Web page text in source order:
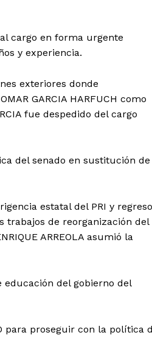
al cargo en forma urgente
y experiencia.
exteriores donde
GARCIA HARFUCH como
fue despedido del cargo
del senado en sustitución de
estatal del PRI y regreso
trabajos de reorganización del
ARREOLA asumió la
educación del gobierno del
para proseguir con la política